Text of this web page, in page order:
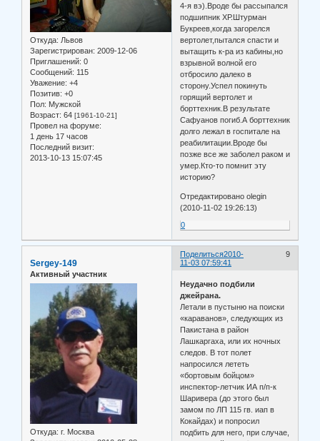
Откуда: Львов
Зарегистрирован: 2009-12-06
Приглашений: 0
Сообщений: 115
Уважение: +4
Позитив: +0
Пол: Мужской
Возраст: 64 [1961-10-21]
Провел на форуме:
1 день 17 часов
Последний визит:
2013-10-13 15:07:45
4-я вэ).Вроде бы рассыпался
подшипник ХР.Штурман
Букреев,когда загорелся
вертолет,пытался спасти и
вытащить к-ра из кабины,но
взрывной волной его
отбросило далеко в
сторону.Успел покинуть
горящий вертолет и
борттехник.В результате
Сафуанов погиб.А борттехник
долго лежал в госпитале на
реабилитации.Вроде бы
позже все же заболел раком и
умер.Кто-то помнит эту
историю?
Отредактировано olegin
(2010-11-02 19:26:13)
0
Поделиться 9
2010-
11-03 07:59:41
Sergey-149
Активный участник
Откуда: г. Москва
Неудачно подбили
джейрана.
Летали в пустыню на поиски
«караванов», следующих из
Пакистана в район
Лашкаргаха, или их ночных
следов. В тот полет
напросился лететь
«бортовым бойцом»
инспектор-летчик ИА п/п-к
Шаривера (до этого был
замом по ЛП 115 гв. иап в
Кокайдах) и попросил
подбить для него, при случае,